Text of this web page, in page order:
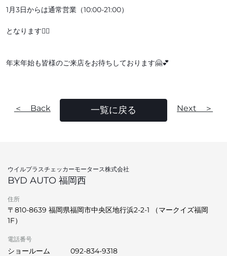
1月3日からは通常営業（10:00-21:00）
となります🙂‍↕️
年末年始も皆様のご来店をお待ちしております🤗💕
＜ Back 一覧に戻る Next ＞
ウイルプラスチェッカーモータース株式会社
BYD AUTO 福岡西
住所
〒810-8639 福岡県福岡市中央区地行浜2-2-1 （マークイズ福岡
1F）
電話番号
ショールーム
092-834-9318